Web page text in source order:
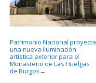
Patrimonio Nacional proyecta
una nueva iluminación
artística exterior para el
Monasterio de Las Huelgas
de Burgos →